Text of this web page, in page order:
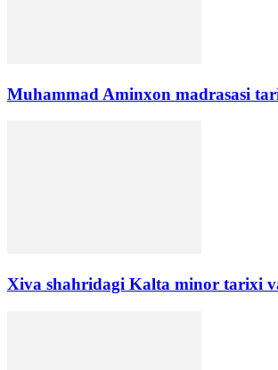
​Muhammad Aminxon madrasasi
Xiva shahridagi Kalta minor tarixi